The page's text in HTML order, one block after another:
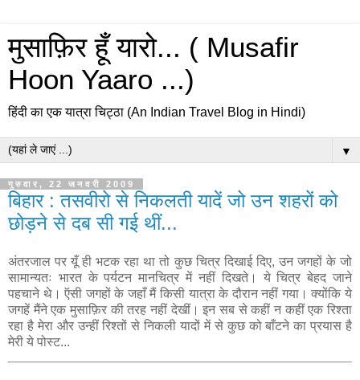
मुसाफ़िर हूँ यारो... ( Musafir
Hoon Yaaro ...)
हिंदी का एक यात्रा चिट्ठा (An Indian Travel Blog in Hindi)
▼
गुरुवार, 22 जनवरी 2009
बिहार : तसवीरो से निकलती यादें जो उन शहरों को
छोड़ने से दब सी गई थीं...
अंतरजाल पर यूँ ही भटक रहा था तो कुछ चित्र दिखाई दिए, उन जगहों के जो
सामान्यतः भारत के पर्यटन मानचित्र में नहीं दिखते। ये चित्र बेहद जाने
पहचाने थे। ऍसी जगहों के जहाँ मैं किसी यात्रा के दौरान नहीं गया। क्योंकि ये
जगहें मैंने एक मुसाफ़िर की तरह नहीं देखीं। इन सब से कहीं न कहीं एक रिश्ता
रहा है मेरा और उन्हीं रिश्तों से निकली यादों में से कुछ को बाँटने का प्रयास है
मेरी ये पोस्ट...